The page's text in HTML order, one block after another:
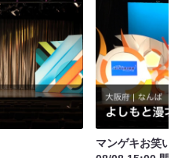
マンゲキお笑い